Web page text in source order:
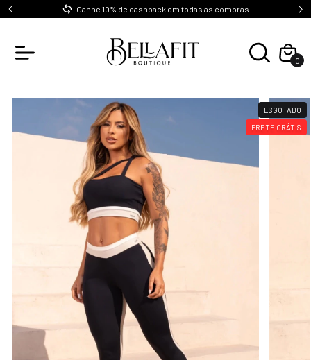
Ganhe 10% de cashback em todas as compras
0
ESGOTADO
FRETE GRÁTIS